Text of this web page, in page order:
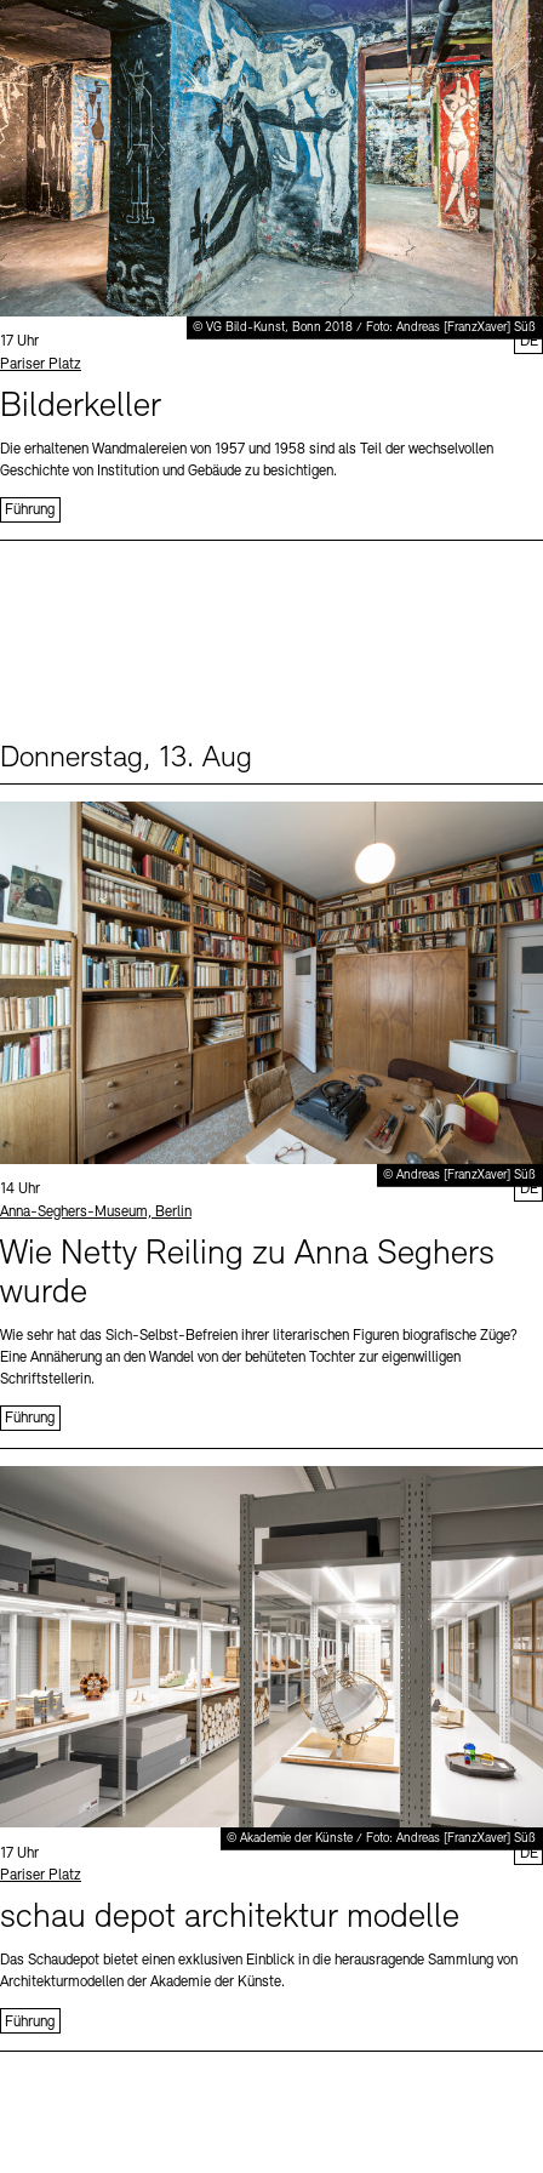
Stellenangebote Newsletter Presse
Nachhaltigkeit Kontakt
Digitale Sammlungen Exil-Archive
© VG Bild-Kunst, Bonn 2018 / Foto: Andreas [FranzXaver] Süß
Uhrzeit:
17 Uhr
Standort
Pariser Platz
Bilderkeller
Die erhaltenen Wandmalereien von 1957 und 1958 sind als Teil der wechselvollen
Geschichte von Institution und Gebäude zu besichtigen.
Führung
DE
Donnerstag, 13. Aug
© Andreas [FranzXaver] Süß
Uhrzeit:
14 Uhr
Standort
Anna-Seghers-Museum, Berlin
Wie Netty Reiling zu Anna Seghers
wurde
Wie sehr hat das Sich-Selbst-Befreien ihrer literarischen Figuren biografische Züge?
Eine Annäherung an den Wandel von der behüteten Tochter zur eigenwilligen
Schriftstellerin.
Führung
DE
© Akademie der Künste / Foto: Andreas [FranzXaver] Süß
Uhrzeit:
17 Uhr
Standort
Pariser Platz
schau depot architektur modelle
Das Schaudepot bietet einen exklusiven Einblick in die herausragende Sammlung von
Architekturmodellen der Akademie der Künste.
Führung
DE